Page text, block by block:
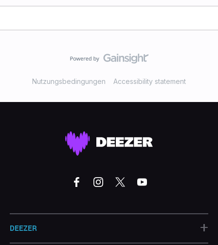
Nutzungsbedingungen Accessibility statement
DEEZER +